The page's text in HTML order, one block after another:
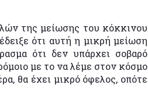
της μείωσης του κόκκινου
ότι αυτή η μικρή μείωση
ότι δεν υπάρχει σοβαρό
με το να λέμε στον κόσμο
θα έχει μικρό όφελος, οπότε